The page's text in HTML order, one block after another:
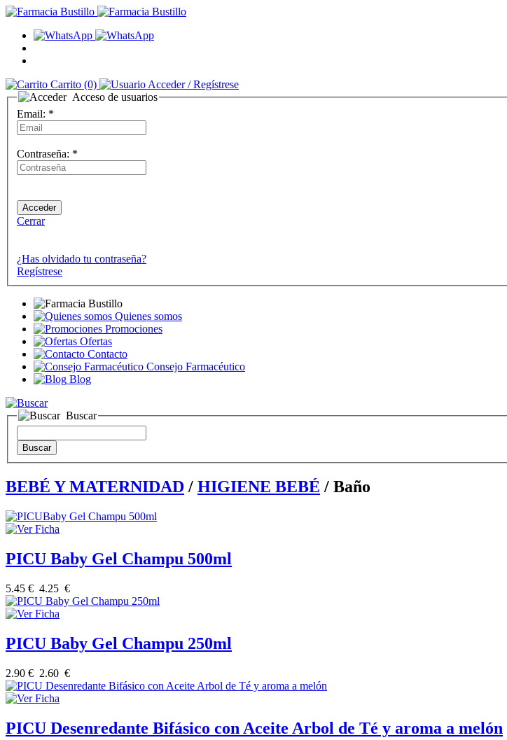
Carrito (0) Acceder / Regístrese
Acceso de usuarios
Email: *
Contraseña: *
Cerrar
¿Has olvidado tu contraseña?
Regístrese
Quienes somos
Promociones
Ofertas
Contacto
Consejo Farmacéutico
Blog
Buscar
BEBÉ Y MATERNIDAD / HIGIENE BEBÉ / Baño
PICU Baby Gel Champu 500ml
5.45 € 4.25 €
PICU Baby Gel Champu 250ml
2.90 € 2.60 €
PICU Desenredante Bifásico con Aceite Arbol de Té y aroma a melón